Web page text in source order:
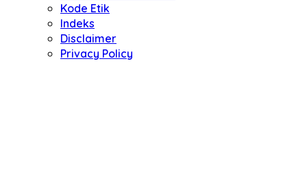
Kode Etik
Indeks
Disclaimer
Privacy Policy